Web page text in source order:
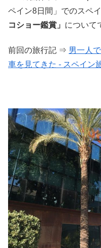
ペイン8日間」でのスペ
コショー鑑賞」 について
前回の旅行記 ⇒ 男一人
車を見てきた ‐ スペイン